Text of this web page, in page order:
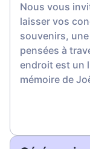
Nous vous
laisser vos
souvenirs,
pensées à
endroit est un
mémoire de